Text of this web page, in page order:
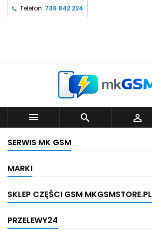
Telefon: 736 842 224
  
SERWIS MK GSM
MARKI
SKLEP CZĘŚCI GSM MKGSMSTORE.PL
PRZELEWY24